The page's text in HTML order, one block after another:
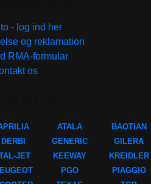
- log ind her
og reklamation
RMA-formular
os
DERBI
JET
ATALA
GENERIC
KEEWAY
PGO
BAOTIAN
GILERA
KREIDLER
PIAGGIO